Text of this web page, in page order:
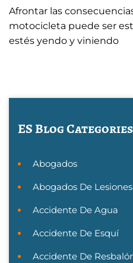
Afrontar las
motocicleta puede ser
estés yendo y viniendo
ES Blog Categories
Abogados
Abogados De Lesiones
Accidente De Agua
Accidente De Esquí
Accidente De